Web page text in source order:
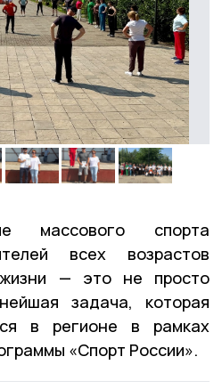
массового спорта
всех возрастов
— это не просто
задача, которая
в регионе в рамках
«Спорт России».